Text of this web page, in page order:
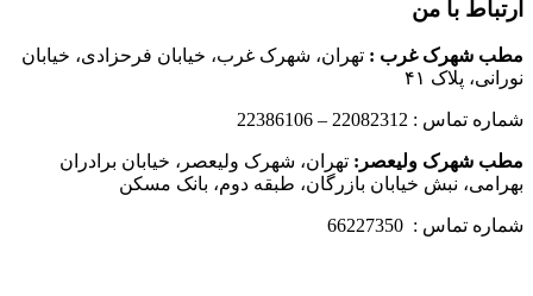
ارتباط با من
مطب شهرک غرب : تهران، شهرک غرب، خیابان فرحزادی، خیابان
نورانی، پلاک ۴۱
شماره تماس : 22082312 – 22386106
مطب شهرک ولیعصر: تهران، شهرک ولیعصر، خیابان برادران
بهرامی، نبش خیابان بازرگان، طبقه دوم، بانک مسکن
شماره تماس : 66227350